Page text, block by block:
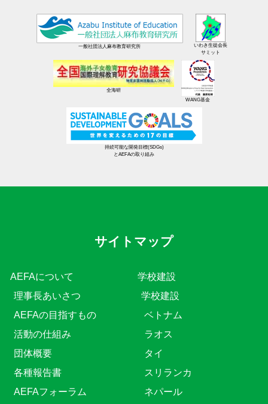
一般社団法人麻布教育研究所
いわき生徒会長
サミット
全海研
WANG基金
持続可能な開発目標(SDGs)
とAEFAの取り組み
サイトマップ
AEFAについて
理事長あいさつ
AEFAの目指すもの
活動の仕組み
団体概要
各種報告書
AEFAフォーラム
学校建設
学校建設
ベトナム
ラオス
タイ
スリランカ
ネパール